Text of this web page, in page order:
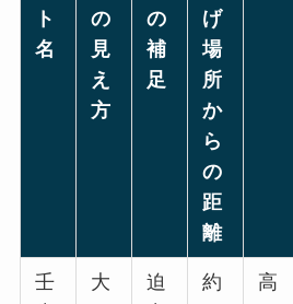
ト
名
の
見
え
方
の
補
足
げ
場
所
か
ら
の
距
離
壬
大
迫
約
高